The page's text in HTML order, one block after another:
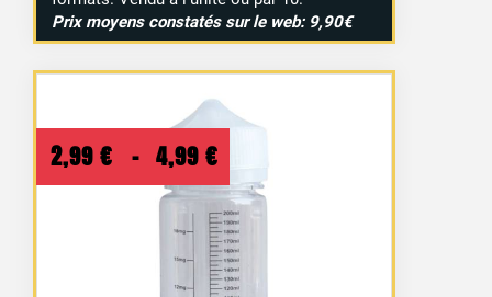
Prix moyens constatés sur le web: 9,90€
2,99 € – 4,99 €
de
prix :
2,99 €